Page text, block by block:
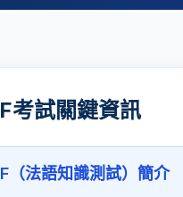
考試關鍵資訊
（法語知識測試）簡介